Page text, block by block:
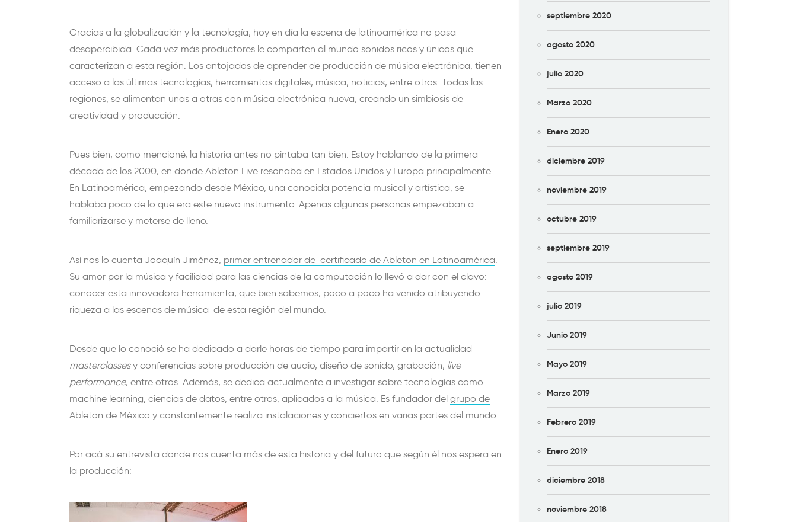
Gracias a la globalización y la tecnología, hoy en día la escena de latinoamérica no pasa
desapercibida. Cada vez más productores le comparten al mundo sonidos ricos y únicos que
caracterizan a esta región. Los antojados de aprender de producción de música electrónica, tienen
acceso a las últimas tecnologías, herramientas digitales, música, noticias, entre otros. Todas las
regiones, se alimentan unas a otras con música electrónica nueva, creando un simbiosis de
creatividad y producción.
Pues bien, como mencioné, la historia antes no pintaba tan bien. Estoy hablando de la primera
década de los 2000, en donde Ableton Live resonaba en Estados Unidos y Europa principalmente.
En Latinoamérica, empezando desde México, una conocida potencia musical y artística, se
hablaba poco de lo que era este nuevo instrumento. Apenas algunas personas empezaban a
familiarizarse y meterse de lleno.
Así nos lo cuenta Joaquín Jiménez, primer entrenador de certificado de Ableton en Latinoamérica.
Su amor por la música y facilidad para las ciencias de la computación lo llevó a dar con el clavo:
conocer esta innovadora herramienta, que bien sabemos, poco a poco ha venido atribuyendo
riqueza a las escenas de música de esta región del mundo.
Desde que lo conoció se ha dedicado a darle horas de tiempo para impartir en la actualidad
masterclassesy conferencias sobre producción de audio, diseño de sonido, grabación, live
performance, entre otros. Además, se dedica actualmente a investigar sobre tecnologías como
machine learning, ciencias de datos, entre otros, aplicados a la música. Es fundador del grupo de
Ableton de México y constantemente realiza instalaciones y conciertos en varias partes del mundo.
Por acá su entrevista donde nos cuenta más de esta historia y del futuro que según él nos espera en
la producción:
septiembre 2020
agosto 2020
julio 2020
Marzo 2020
Enero 2020
diciembre 2019
noviembre 2019
octubre 2019
septiembre 2019
agosto 2019
julio 2019
Junio 2019
Mayo 2019
Marzo 2019
Febrero 2019
Enero 2019
diciembre 2018
noviembre 2018